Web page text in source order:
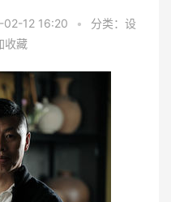
02-12 16:20 •
分类：设
收藏